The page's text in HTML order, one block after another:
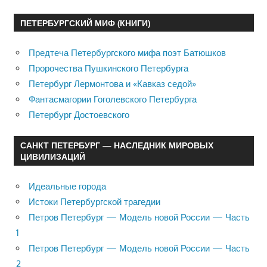
ПЕТЕРБУРГСКИЙ МИФ (КНИГИ)
Предтеча Петербургского мифа поэт Батюшков
Пророчества Пушкинского Петербурга
Петербург Лермонтова и «Кавказ седой»
Фантасмагории Гоголевского Петербурга
Петербург Достоевского
САНКТ ПЕТЕРБУРГ — НАСЛЕДНИК МИРОВЫХ
ЦИВИЛИЗАЦИЙ
Идеальные города
Истоки Петербургской трагедии
Петров Петербург — Модель новой России — Часть
1
Петров Петербург — Модель новой России — Часть
2